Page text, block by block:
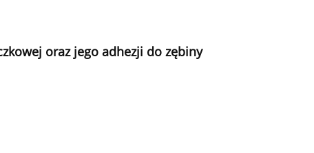
oraz jego adhezji do zębiny